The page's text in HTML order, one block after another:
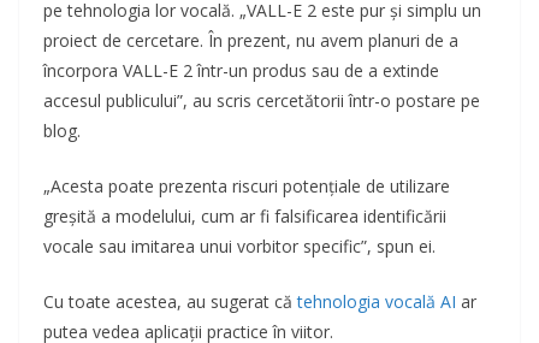
pe tehnologia lor vocală. „VALL-E 2 este pur și simplu un
proiect de cercetare. În prezent, nu avem planuri de a
încorpora VALL-E 2 într-un produs sau de a extinde
accesul publicului”, au scris cercetătorii într-o postare pe
blog.
„Acesta poate prezenta riscuri potențiale de utilizare
greșită a modelului, cum ar fi falsificarea identificării
vocale sau imitarea unui vorbitor specific”, spun ei.
Cu toate acestea, au sugerat cătehnologia vocală AI ar
putea vedea aplicații practice în viitor.